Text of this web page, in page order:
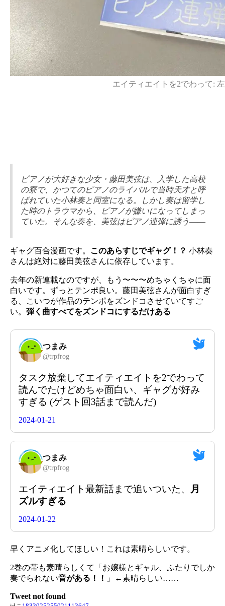
エイティエイトを2でわって:
ピアノが大好きな少女・藤田美弦は、入学した高校
の寮で、かつてのピアノのライバルで当時天才と呼
ばれていた小林奏と同室になる。しかし奏は留学し
た時のトラウマから、ピアノが嫌いになってしまっ
ていた。そんな奏を、美弦はピアノ連弾に誘う――
ギャグ百合漫画です。 このあらすじでギャグ！？ 小林奏
さんは絶対に藤田美弦さんに依存しています。
去年の新連載なのですが、もう〜〜〜めちゃくちゃに面
白いです。ずっとテンポ良い。藤田美弦さんが面白すぎ
る、こいつが作品のテンポをズンドコさせていてすご
い。 弾く曲すべてをズンドコにするだけある
つまみ
@trpfrog
タスク放棄してエイティエイトを2でわって
読んでたけどめちゃ面白い、ギャグが好み
すぎる (ゲスト回3話まで読んだ)
2024-01-21
つまみ
@trpfrog
エイティエイト最新話まで追いついた、
月
ズルすぎる
2024-01-22
早くアニメ化してほしい！これは素晴らしいです。
2巻の帯も素晴らしくて「お嬢様とギャル、ふたりでしか
奏でられない音がある！！ 」←素晴らしい……
Tweet not found